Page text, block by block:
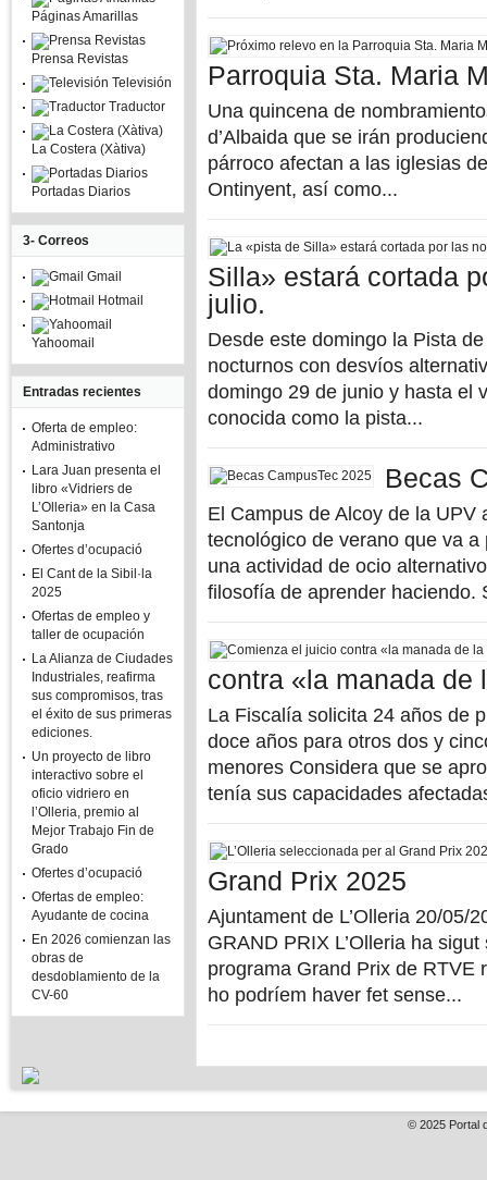
Páginas Amarillas
Prensa Revistas
Televisión
Traductor
La Costera (Xàtiva)
Portadas Diarios
3- Correos
Gmail
Hotmail
Yahoomail
Entradas recientes
Oferta de empleo:
Administrativo
Lara Juan presenta el
libro «Vidriers de
L’Olleria» en la Casa
Santonja
Ofertes d’ocupació
El Cant de la Sibil·la
2025
Ofertas de empleo y
taller de ocupación
La Alianza de Ciudades
Industriales, reafirma
sus compromisos, tras
el éxito de sus primeras
ediciones.
Un proyecto de libro
interactivo sobre el
oficio vidriero en
l’Olleria, premio al
Mejor Trabajo Fin de
Grado
Ofertes d’ocupació
Ofertas de empleo:
Ayudante de cocina
En 2026 comienzan las
obras de
desdoblamiento de la
CV-60
Parroquia Sta. Maria
Una quincena de
d’Albaida que se irán
párroco afectan a las iglesias
Ontinyent, así como...
Silla» estará cortada
julio.
Desde este domingo la Pista
nocturnos con desvíos
domingo 29 de junio y hasta el
conocida como la pista...
Becas
El Campus de Alcoy de la UPV
tecnológico de verano que va
una actividad de ocio
filosofía de aprender haciendo.
contra «la manada de
La Fiscalía solicita 24 años de
doce años para otros dos y
menores Considera que se
tenía sus capacidades
Grand Prix 2025
Ajuntament de L’Olleria 20/05/
GRAND PRIX L’Olleria ha
programa Grand Prix de RTVE
ho podríem haver fet sense...
© 2025 Portal